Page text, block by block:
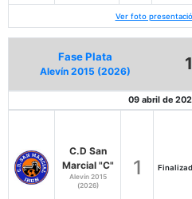
Ver foto
Fase Plata
Alevín 2015 (2026)
09 abril de
C.D San
Marcial "C"
Alevín 2015
(2026)
1